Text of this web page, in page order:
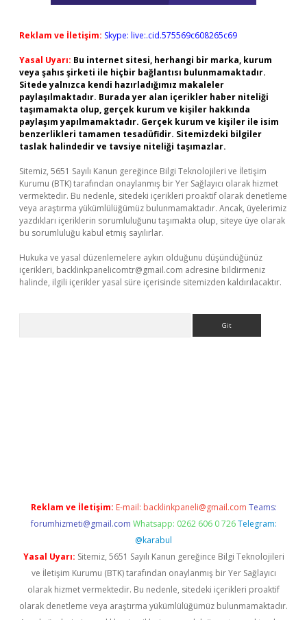
Reklam ve İletişim: Skype: live:.cid.575569c608265c69
Yasal Uyarı: Bu internet sitesi, herhangi bir marka, kurum
veya şahıs şirketi ile hiçbir bağlantısı bulunmamaktadır.
Sitede yalnızca kendi hazırladığımız makaleler
paylaşılmaktadır. Burada yer alan içerikler haber niteliği
taşımamakta olup, gerçek kurum ve kişiler hakkında
paylaşım yapılmamaktadır. Gerçek kurum ve kişiler ile isim
benzerlikleri tamamen tesadüfidir. Sitemizdeki bilgiler
taslak halindedir ve tavsiye niteliği taşımazlar.
Sitemiz, 5651 Sayılı Kanun gereğince Bilgi Teknolojileri ve İletişim
Kurumu (BTK) tarafından onaylanmış bir Yer Sağlayıcı olarak hizmet
vermektedir. Bu nedenle, sitedeki içerikleri proaktif olarak denetleme
veya araştırma yükümlülüğümüz bulunmamaktadır. Ancak, üyelerimiz
yazdıkları içeriklerin sorumluluğunu taşımakta olup, siteye üye olarak
bu sorumluluğu kabul etmiş sayılırlar.
Hukuka ve yasal düzenlemelere aykırı olduğunu düşündüğünüz
içerikleri, backlinkpanelicomtr@gmail.com adresine bildirmeniz
halinde, ilgili içerikler yasal süre içerisinde sitemizden kaldırılacaktır.
Reklam ve İletişim: E-mail: backlinkpaneli@gmail.com Teams:
forumhizmeti@gmail.com Whatsapp: 0262 606 0 726 Telegram:
@karabul
Yasal Uyarı: Sitemiz, 5651 Sayılı Kanun gereğince Bilgi Teknolojileri
ve İletişim Kurumu (BTK) tarafından onaylanmış bir Yer Sağlayıcı
olarak hizmet vermektedir. Bu nedenle, sitedeki içerikleri proaktif
olarak denetleme veya araştırma yükümlülüğümüz bulunmamaktadır.